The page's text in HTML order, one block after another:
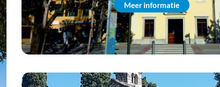
Meer informatie